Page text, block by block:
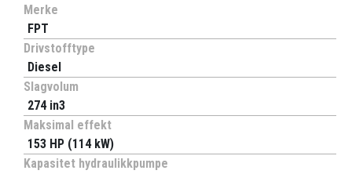
Merke
FPT
Drivstofftype
Diesel
Slagvolum
274 in3
Maksimal effekt
153 HP (114 kW)
Kapasitet hydraulikkpumpe